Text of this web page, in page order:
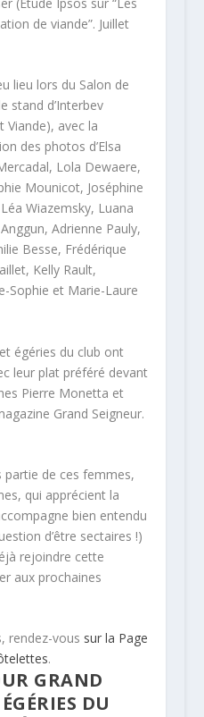
de viande”. Juillet
lieu lors du Salon de
stand d’Interbev
Viande), avec la
des photos d’Elsa
Lola Dewaere,
Mounicot, Joséphine
Wiazemsky, Luana
Adrienne Pauly,
Besse, Frédérique
Kelly Rault,
Sophie et Marie-Laure
égéries du club ont
leur plat préféré devant
Pierre Monetta et
Grand Seigneur.
partie de ces femmes,
qui apprécient la
bien entendu
d’être sectaires !)
rejoindre cette
aux prochaines
rendez-vous sur la Page
.
GRAND
DU